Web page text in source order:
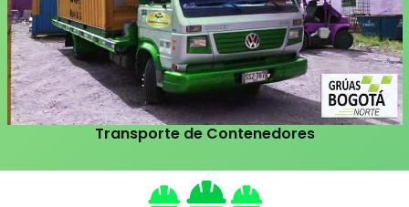
Transporte de Contenedores